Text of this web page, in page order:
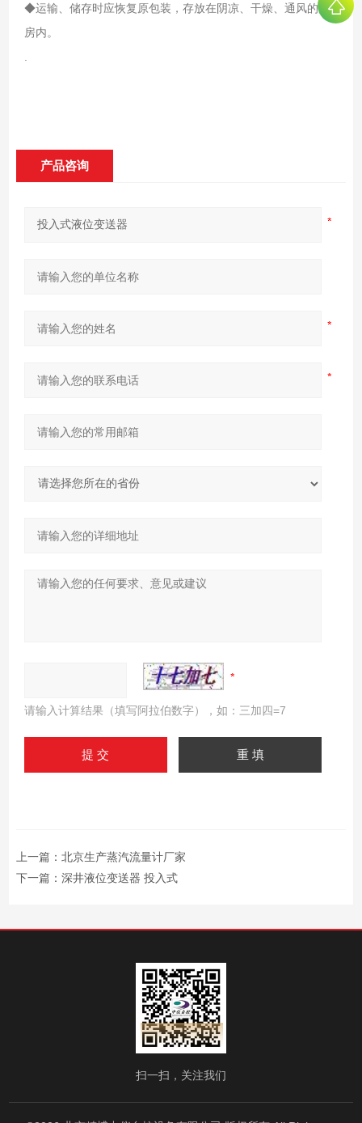
◆运输、储存时应恢复原包装，存放在阴凉、干燥、通风的库
房内。
产品咨询
请输入计算结果（填写阿拉伯数字），如：三加四=7
上一篇： 北京生产蒸汽流量计厂家
下一篇： 深井液位变送器 投入式
扫一扫，关注我们